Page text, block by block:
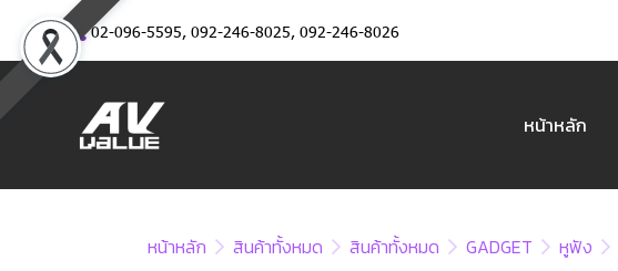
02-096-5595, 092-246-8025, 092-246-8026
หน้าหลัก
หน้าหลัก สินค้าทั้งหมด สินค้าทั้งหมด GADGET หูฟัง